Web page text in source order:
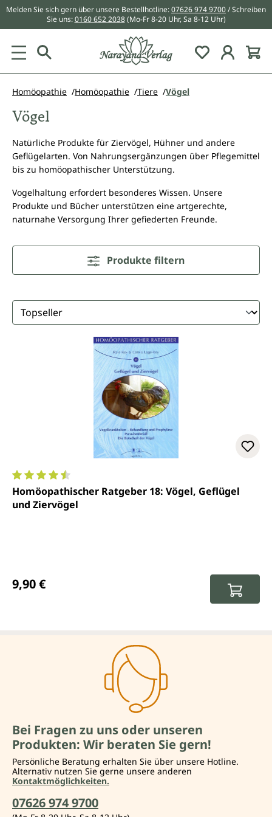
springen
Melden Sie sich gern über unsere Bestellhotline:07626 974 9700/ Schreiben
Sie uns:0160 652 2038 (Mo-Fr 8-20 Uhr, Sa 8-12 Uhr)
Du hast 0
Homöopathie Homöopathie Tiere Vögel
Vögel
Natürliche Produkte für Ziervögel, Hühner und andere
Geflügelarten. Von Nahrungsergänzungen über Pflegemittel
bis zu homöopathischer Unterstützung.
Vogelhaltung erfordert besonderes Wissen. Unsere
Produkte und Bücher unterstützen eine artgerechte,
naturnahe Versorgung Ihrer gefiederten Freunde.
Produkte filtern
Durchschnittliche Bewertung von 4.5 von 5 Sternen
Homöopathischer Ratgeber 18: Vögel, Geflügel
und Ziervögel
9,90 €
Bei Fragen zu uns oder unseren
Produkten: Wir beraten Sie gern!
Persönliche Beratung erhalten Sie über unsere Hotline.
Alternativ nutzen Sie gerne unsere anderen
Kontaktmöglichkeiten.
07626 974 9700